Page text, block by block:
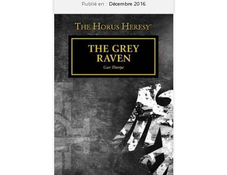
Publié en : Décembre 2016